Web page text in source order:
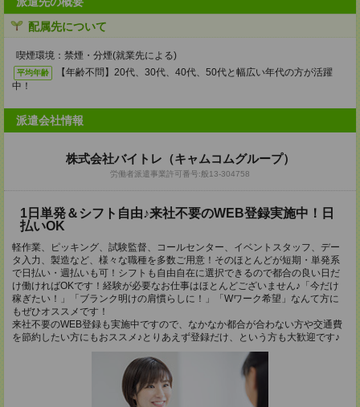
配属先について
喫煙環境：禁煙・分煙(就業先による)
平均年齢
【年齢不問】20代、30代、40代、50代と幅広い年代の方が活躍
中！
派遣会社情報
株式会社バイトレ（キャムコムグループ）
労働者派遣事業許可番号:般13-304758
1日単発＆シフト自由♪来社不要のWEB登録実施中！日
払いOK
軽作業、ピッキング、試験監督、コールセンター、イベントスタッフ、デー
タ入力、製造など、様々な職種を多数ご用意！そのほとんどが短期・単発系
で日払い・週払いも可！シフトも自由自在に選択できるので都合の良い日だ
け働ければOKです！経験が必要なお仕事はほとんどございません♪「今だけ
稼ぎたい！」「ブランク明けの肩慣らしに！」「Wワーク希望」なんて方に
もぜひオススメです！
来社不要のWEB登録も実施中ですので、なかなか都合が合わない方や交通費
を節約したい方にもおススメ♪とりあえず登録だけ、という方も大歓迎です♪